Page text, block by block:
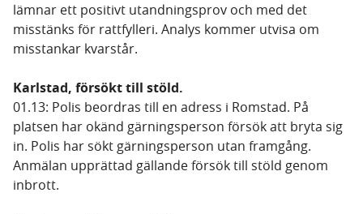
lämnar ett positivt utandningsprov och med det
misstänks för rattfylleri. Analys kommer utvisa om
misstankar kvarstår.
Karlstad, försökt till stöld.
01.13: Polis beordras till en adress i Romstad. På
platsen har okänd gärningsperson försök att bryta sig
in. Polis har sökt gärningsperson utan framgång.
Anmälan upprättad gällande försök till stöld genom
inbrott.